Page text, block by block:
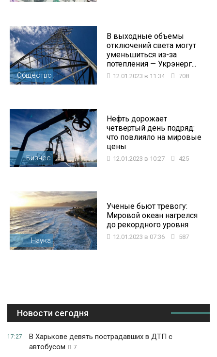
Общество
В выходные объемы
отключений света могут
уменьшиться из-за
потепления — Укрэнерг...
12.01.2023 в 11:34 708
Бизнес
Нефть дорожает
четвертый день подряд:
что повлияло на мировые
цены
12.01.2023 в 10:27 425
Наука
Ученые бьют тревогу:
Мировой океан нагрелся
до рекордного уровня
12.01.2023 в 07:36 587
Новости сегодня
17:27
В Харькове девять пострадавших в ДТП с
автобусом
7